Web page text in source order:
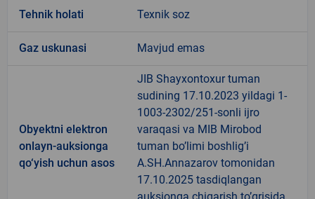
Tehnik holati Texnik soz
Gaz uskunasi Mavjud emas
Obyektni elektron
onlayn-auksionga
qo‘yish uchun asos
JIB Shayxontoxur tuman
sudining 17.10.2023 yildagi 1-
1003-2302/251-sonli ijro
varaqasi va MIB Mirobod
tuman bo’limi boshlig’i
A.SH.Annazarov tomonidan
17.10.2025 tasdiqlangan